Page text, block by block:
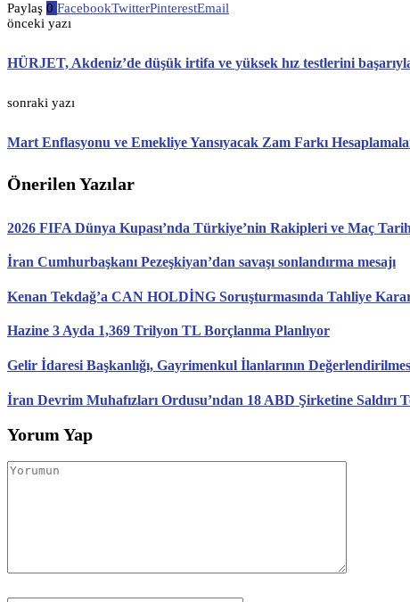
Paylaş 0 FacebookTwitterPinterestEmail
önceki yazı
HÜRJET, Akdeniz’de düşük irtifa ve yüksek hız testlerini
sonraki yazı
Mart Enflasyonu ve Emekliye Yansıyacak Zam Farkı
Önerilen Yazılar
2026 FIFA Dünya Kupası’nda Türkiye’nin Rakipleri ve Maç
İran Cumhurbaşkanı Pezeşkiyan’dan savaşı sonlandırma mesajı
Kenan Tekdağ’a CAN HOLDİNG Soruşturmasında Tahliye
Hazine 3 Ayda 1,369 Trilyon TL Borçlanma Planlıyor
Gelir İdaresi Başkanlığı, Gayrimenkul İlanlarının
İran Devrim Muhafızları Ordusu’ndan 18 ABD Şirketine Saldırı
Yorum Yap